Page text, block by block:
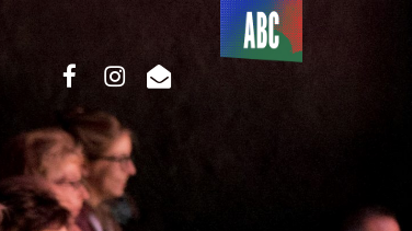
Du côté
de l’ABC
facebookinstagram
email